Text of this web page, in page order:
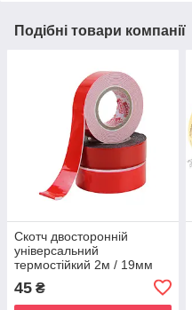
Подібні товари компанії
Скотч двосторонній
універсальний
термостійкий 2м / 19мм
45 ₴